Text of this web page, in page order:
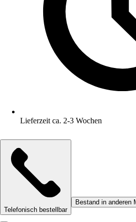
Lieferzeit ca. 2-3 Wochen
Telefonisch bestellbar
Bestand in anderen